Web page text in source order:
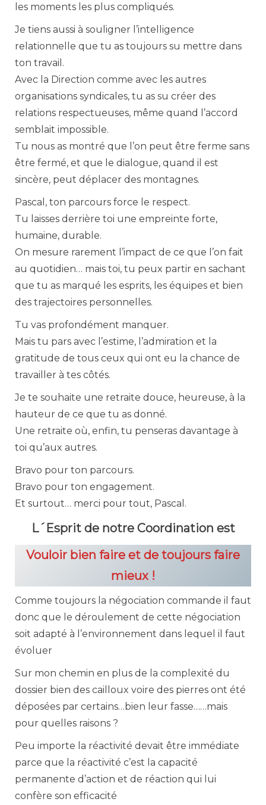
les moments les plus compliqués.
Je tiens aussi à souligner l’intelligence
relationnelle que tu as toujours su mettre dans
ton travail.
Avec la Direction comme avec les autres
organisations syndicales, tu as su créer des
relations respectueuses, même quand l’accord
semblait impossible.
Tu nous as montré que l’on peut être ferme sans
être fermé, et que le dialogue, quand il est
sincère, peut déplacer des montagnes.
Pascal, ton parcours force le respect.
Tu laisses derrière toi une empreinte forte,
humaine, durable.
On mesure rarement l’impact de ce que l’on fait
au quotidien… mais toi, tu peux partir en sachant
que tu as marqué les esprits, les équipes et bien
des trajectoires personnelles.
Tu vas profondément manquer.
Mais tu pars avec l’estime, l’admiration et la
gratitude de tous ceux qui ont eu la chance de
travailler à tes côtés.
Je te souhaite une retraite douce, heureuse, à la
hauteur de ce que tu as donné.
Une retraite où, enfin, tu penseras davantage à
toi qu’aux autres.
Bravo pour ton parcours.
Bravo pour ton engagement.
Et surtout… merci pour tout, Pascal.
L´Esprit de notre Coordination est
Vouloir bien faire et de toujours faire
mieux !
Comme toujours la négociation commande il faut
donc que le déroulement de cette négociation
soit adapté à l’environnement dans lequel il faut
évoluer
Sur mon chemin en plus de la complexité du
dossier bien des cailloux voire des pierres ont été
déposées par certains…bien leur fasse……mais
pour quelles raisons ?
Peu importe la réactivité devait être immédiate
parce que la réactivité c’est la capacité
permanente d’action et de réaction qui lui
confère son efficacité